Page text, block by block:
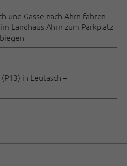
und Gasse nach Ahrn fahren
Landhaus Ahrn zum Parkplatz
in Leutasch –